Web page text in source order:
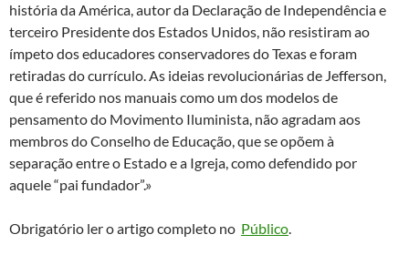
história da América, autor da Declaração de Independência e
terceiro Presidente dos Estados Unidos, não resistiram ao
ímpeto dos educadores conservadores do Texas e foram
retiradas do currículo. As ideias revolucionárias de Jefferson,
que é referido nos manuais como um dos modelos de
pensamento do Movimento Iluminista, não agradam aos
membros do Conselho de Educação, que se opõem à
separação entre o Estado e a Igreja, como defendido por
aquele “pai fundador”.»
Obrigatório ler o artigo completo no Público.